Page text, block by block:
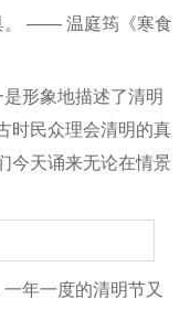
。 —— 温庭筠《寒食
形象地描述了清明
时民众理会清明的真
今天诵来无论在情景
年一度的清明节又